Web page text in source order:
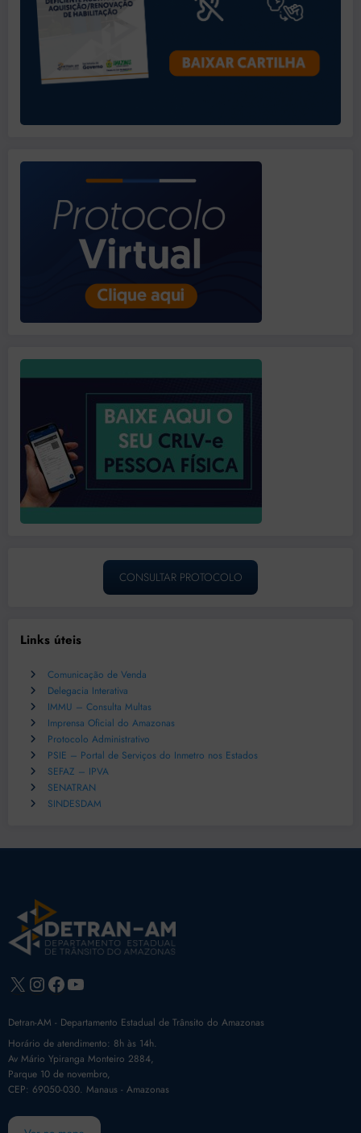
CONSULTAR PROTOCOLO
Links úteis
Comunicação de Venda
Delegacia Interativa
IMMU – Consulta Multas
Imprensa Oficial do Amazonas
Protocolo Administrativo
PSIE – Portal de Serviços do Inmetro nos Estados
SEFAZ – IPVA
SENATRAN
SINDESDAM
X Instagram
Facebook
Youtube
Detran-AM - Departamento Estadual de Trânsito do Amazonas
Horário de atendimento: 8h às 14h.
Av Mário Ypiranga Monteiro 2884,
Parque 10 de novembro,
CEP: 69050-030. Manaus - Amazonas